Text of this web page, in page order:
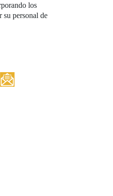
los
su personal de